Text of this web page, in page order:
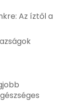
Az íztől a